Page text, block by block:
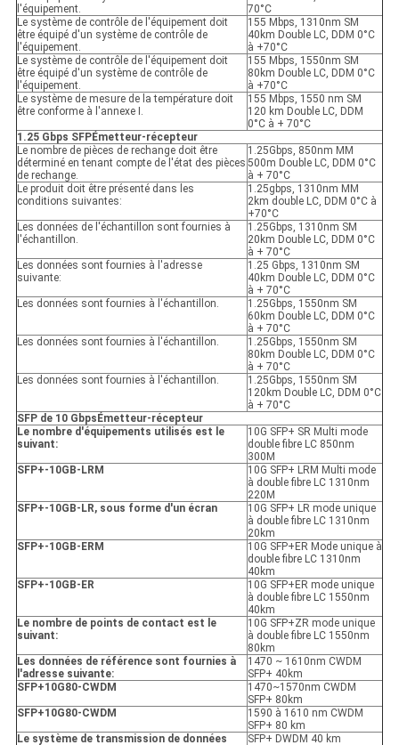
l'équipement.
70°C
Le système de contrôle de l'équipement doit
être équipé d'un système de contrôle de
l'équipement.
155 Mbps, 1310nm SM
40km Double LC, DDM 0°C
à +70°C
Le système de contrôle de l'équipement doit
être équipé d'un système de contrôle de
l'équipement.
155 Mbps, 1550nm SM
80km Double LC, DDM 0°C
à +70°C
Le système de mesure de la température doit
être conforme à l'annexe I.
155 Mbps, 1550 nm SM
120 km Double LC, DDM
0°C à + 70°C
1.25 Gbps SFPÉmetteur-récepteur
Le nombre de pièces de rechange doit être
déterminé en tenant compte de l'état des pièces
de rechange.
1.25Gbps, 850nm MM
500m Double LC, DDM 0°C
à + 70°C
Le produit doit être présenté dans les
conditions suivantes:
1.25gbps, 1310nm MM
2km double LC, DDM 0°C à
+70°C
Les données de l'échantillon sont fournies à
l'échantillon.
1.25Gbps, 1310nm SM
20km Double LC, DDM 0°C
à + 70°C
Les données sont fournies à l'adresse
suivante:
1.25 Gbps, 1310nm SM
40km Double LC, DDM 0°C
à + 70°C
Les données sont fournies à l'échantillon.
1.25Gbps, 1550nm SM
60km Double LC, DDM 0°C
à + 70°C
Les données sont fournies à l'échantillon.
1.25Gbps, 1550nm SM
80km Double LC, DDM 0°C
à + 70°C
Les données sont fournies à l'échantillon.
1.25Gbps, 1550nm SM
120km Double LC, DDM 0°C
à + 70°C
SFP de 10 Gbps Émetteur-récepteur
Le nombre d'équipements utilisés est le
suivant:
10G SFP+ SR Multi mode
double fibre LC 850nm
300M
SFP+-10GB-LRM
10G SFP+ LRM Multi mode
à double fibre LC 1310nm
220M
SFP+-10GB-LR, sous forme d'un écran
10G SFP+ LR mode unique
à double fibre LC 1310nm
20km
SFP+-10GB-ER M
10G SFP+ER Mode unique à
double fibre LC 1310nm
40km
SFP+-10GB-ER
10G SFP+ER mode unique
à double fibre LC 1550nm
40km
Le nombre de points de contact est le
suivant:
10G SFP+ZR mode unique
à double fibre LC 1550nm
80km
Les données de référence sont fournies à
l'adresse suivante:
1470 ~ 1610nm CWDM
SFP+ 40km
SFP+10G80-CWDM
1470~1570nm CWDM
SFP+ 80km
SFP+10G80-CWDM
1590 à 1610 nm CWDM
SFP+ 80 km
Le système de transmission de données
SFP+ DWDM 40 km